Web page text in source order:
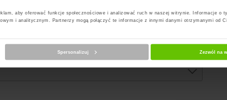
aby oferować funkcje społecznościowe i analizować ruch w naszej witrynie. Informacje o
i analitycznym. Partnerzy mogą połączyć te informacje z innymi danymi otrzymanymi od
Spersonalizuj Zezwól na